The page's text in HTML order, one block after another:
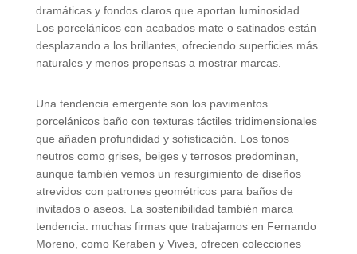
dramáticas y fondos claros que aportan luminosidad.
Los porcelánicos con acabados mate o satinados están
desplazando a los brillantes, ofreciendo superficies más
naturales y menos propensas a mostrar marcas.
Una tendencia emergente son los pavimentos
porcelánicos baño con texturas táctiles tridimensionales
que añaden profundidad y sofisticación. Los tonos
neutros como grises, beiges y terrosos predominan,
aunque también vemos un resurgimiento de diseños
atrevidos con patrones geométricos para baños de
invitados o aseos. La sostenibilidad también marca
tendencia: muchas firmas que trabajamos en Fernando
Moreno, como Keraben y Vives, ofrecen colecciones